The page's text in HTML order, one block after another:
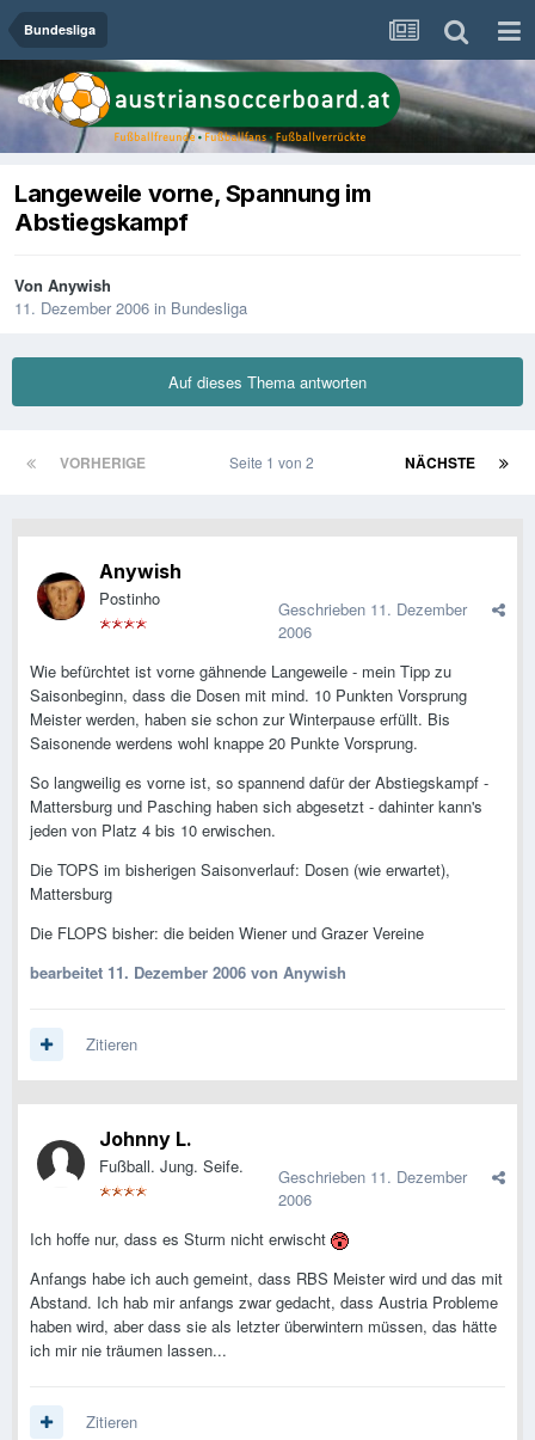
Bundesliga
Langeweile vorne, Spannung im
Abstiegskampf
Von Anywish
11. Dezember 2006 in Bundesliga
Auf dieses Thema antworten
VORHERIGE NÄCHSTE
Seite 1 von 2
Anywish
Postinho Geschrieben 11. Dezember
2006
Wie befürchtet ist vorne gähnende Langeweile - mein Tipp zu
Saisonbeginn, dass die Dosen mit mind. 10 Punkten Vorsprung
Meister werden, haben sie schon zur Winterpause erfüllt. Bis
Saisonende werdens wohl knappe 20 Punkte Vorsprung.
So langweilig es vorne ist, so spannend dafür der Abstiegskampf -
Mattersburg und Pasching haben sich abgesetzt - dahinter kann's
jeden von Platz 4 bis 10 erwischen.
Die TOPS im bisherigen Saisonverlauf: Dosen (wie erwartet),
Mattersburg
Die FLOPS bisher: die beiden Wiener und Grazer Vereine
bearbeitet 11. Dezember 2006 von Anywish
Zitieren
Johnny L.
Fußball. Jung. Seife. Geschrieben 11. Dezember
2006
Ich hoffe nur, dass es Sturm nicht erwischt
Anfangs habe ich auch gemeint, dass RBS Meister wird und das mit
Abstand. Ich hab mir anfangs zwar gedacht, dass Austria Probleme
haben wird, aber dass sie als letzter überwintern müssen, das hätte
ich mir nie träumen lassen...
Zitieren